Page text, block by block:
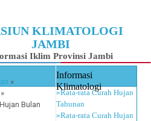
KLIMATOLOGI
JAMBI
Iklim Provinsi Jambi
»
»
Bulan
Informasi
Klimatologi
»Rata-rata Curah Hujan
Tahunan
»Rata-rata Curah Hujan